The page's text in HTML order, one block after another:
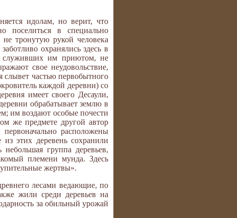
идолам, но верит, что
поселиться в специально
тронутую рукой человека
охранялись здесь в
служивших им приютом, не
свое неудовольствие,
слывет частью первобытного
каждой деревни) со
имеет своего Десаули,
обрабатывает землю в
им воздают особые почести
же предмете другой автор
расположены
этих деревень сохранили
группа деревьев,
племени мунда. Здесь
жертвы».
лесами ведающие, по
жили среди деревьев на
за обильный урожай